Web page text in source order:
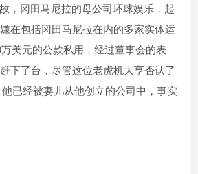
，冈田马尼拉的母公司环球娱乐，起
在包括冈田马尼拉在内的多家实体运
美元的公款私用，经过董事会的表
下了台，尽管这位老虎机大亨否认了
已经被妻儿从他创立的公司中，事实